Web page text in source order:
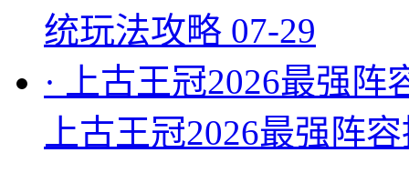
统玩法攻略 07-29
·
上古王冠2026最强
上古王冠2026最强阵